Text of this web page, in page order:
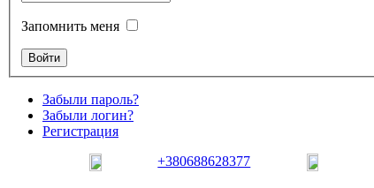
Запомнить меня
Забыли пароль?
Забыли логин?
Регистрация
+380688628377